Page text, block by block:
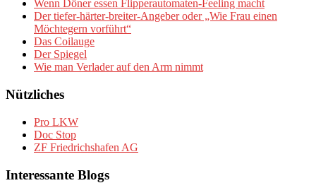
Wenn Döner essen Flipperautomaten-Feeling macht
Der tiefer-härter-breiter-Angeber oder „Wie Frau einen
Möchtegern vorführt“
Das Coilauge
Der Spiegel
Wie man Verlader auf den Arm nimmt
Nützliches
Pro LKW
Doc Stop
ZF Friedrichshafen AG
Interessante Blogs